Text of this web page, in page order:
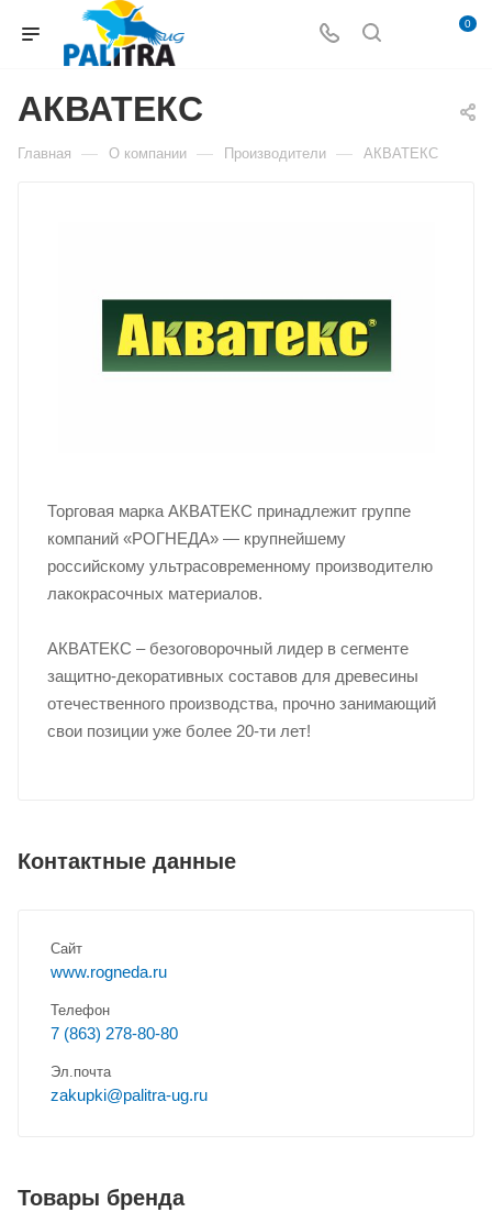
0
АКВАТЕКС
Главная — О компании — Производители — АКВАТЕКС
Торговая марка АКВАТЕКС принадлежит группе
компаний «РОГНЕДА» — крупнейшему
российскому ультрасовременному производителю
лакокрасочных материалов.
АКВАТЕКС – безоговорочный лидер в сегменте
защитно-декоративных составов для древесины
отечественного производства, прочно занимающий
свои позиции уже более 20-ти лет!
Контактные данные
Сайт
www.rogneda.ru
Телефон
7 (863) 278-80-80
Эл.почта
zakupki@palitra-ug.ru
Товары бренда